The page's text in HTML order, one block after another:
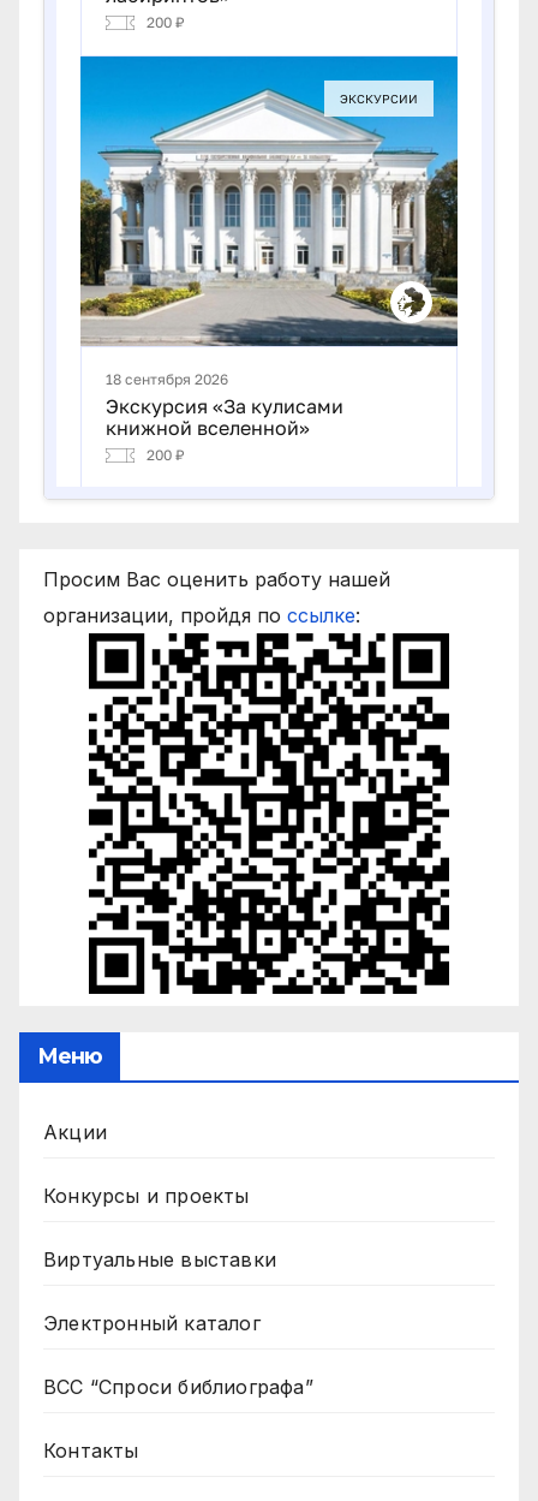
Просим Вас оценить работу нашей
организации, пройдя по ссылке:
Меню
Акции
Конкурсы и проекты
Виртуальные выставки
Электронный каталог
ВСС “Спроси библиографа”
Контакты